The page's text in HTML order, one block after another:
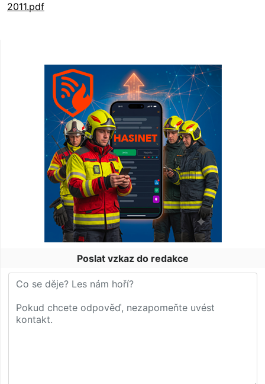
2011.pdf
Poslat vzkaz do redakce